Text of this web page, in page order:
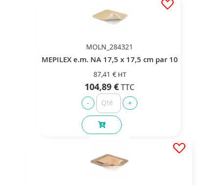
MOLN_284321
MEPILEX e.m. NA 17,5 x 17,5 cm par 10
87,41 €
104,89 €